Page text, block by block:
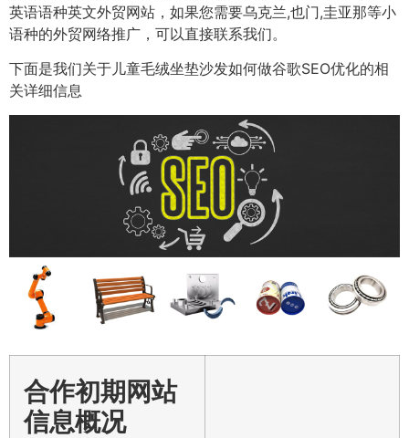
英语语种英文外贸网站，如果您需要乌克兰,也门,圭亚那等小
语种的外贸网络推广，可以直接联系我们。
下面是我们关于儿童毛绒坐垫沙发如何做谷歌SEO优化的相
关详细信息
合作初期网站
信息概况